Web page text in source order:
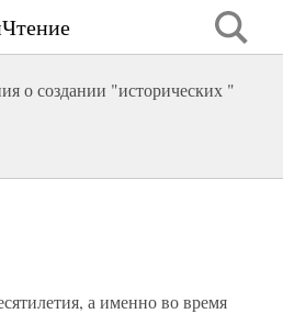
о создании "исторических "
а именно во время